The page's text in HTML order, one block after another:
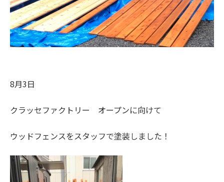
8月3日
クラッセファクトリー オープンに向けて
ウッドフェンスをスタッフで塗装しました！